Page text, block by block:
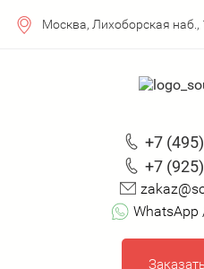
Москва, Лихоборская наб.,
+7
+7
WhatsApp